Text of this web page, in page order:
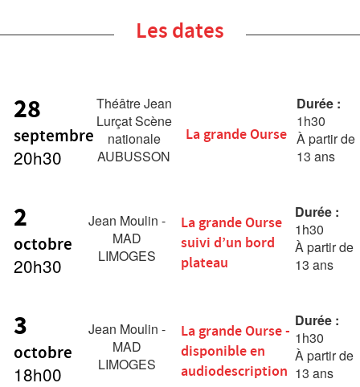
Les dates
28
septembre
20h30
Théâtre Jean
Lurçat Scène
nationale
AUBUSSON
La grande Ourse
Durée :
1h30
À partir de
13 ans
2
octobre
20h30
Jean Moulin -
MAD
LIMOGES
La grande Ourse
suivi d’un bord
plateau
Durée :
1h30
À partir de
13 ans
3
octobre
18h00
Jean Moulin -
MAD
LIMOGES
La grande Ourse -
disponible en
audiodescription
Durée :
1h30
À partir de
13 ans